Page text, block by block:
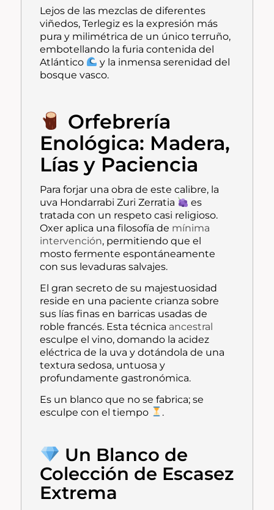
Lejos de las mezclas de diferentes
viñedos, Terlegiz es la expresión más
pura y milimétrica de un único terruño,
embotellando la furia contenida del
Atlántico
y la inmensa serenidad del
bosque vasco.
Orfebrería
Enológica: Madera,
Lías y Paciencia
Para forjar una obra de este calibre, la
uva Hondarrabi Zuri Zerratia
es
tratada con un respeto casi religioso.
Oxer aplica una filosofía de mínima
intervención, permitiendo que el
mosto fermente espontáneamente
con sus levaduras salvajes.
El gran secreto de su majestuosidad
reside en una paciente crianza sobre
sus lías finas en barricas usadas de
roble francés. Esta técnica ancestral
esculpe el vino, domando la acidez
eléctrica de la uva y dotándola de una
textura sedosa, untuosa y
profundamente gastronómica.
Es un blanco que no se fabrica; se
esculpe con el tiempo
.
Un Blanco de
Colección de Escasez
Extrema